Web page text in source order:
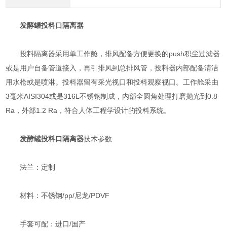
发酵罐投料口隔离器
投料隔离器采用单工作舱，排风配备方便更换的push积尘过滤器
或是用户自备管道接入，再引排风到总排风管，投料器内部配备清洁
用水枪或是喷淋。投料器留有采光视口和投料观察视口。工作舱采由
3毫米AISI304或是316L不锈钢制成，内部全圆角处理打磨抛光到0.8
Ra，外部1.2 Ra，符合人体工程学设计的投料系统。
发酵罐投料口隔离器技术参数
法兰：定制
材料：不锈钢/pp/尼龙/PDVF
手套可配：进口/国产